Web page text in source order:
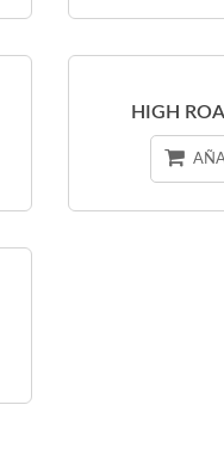
HIGH